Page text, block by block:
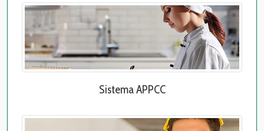
Sistema APPCC